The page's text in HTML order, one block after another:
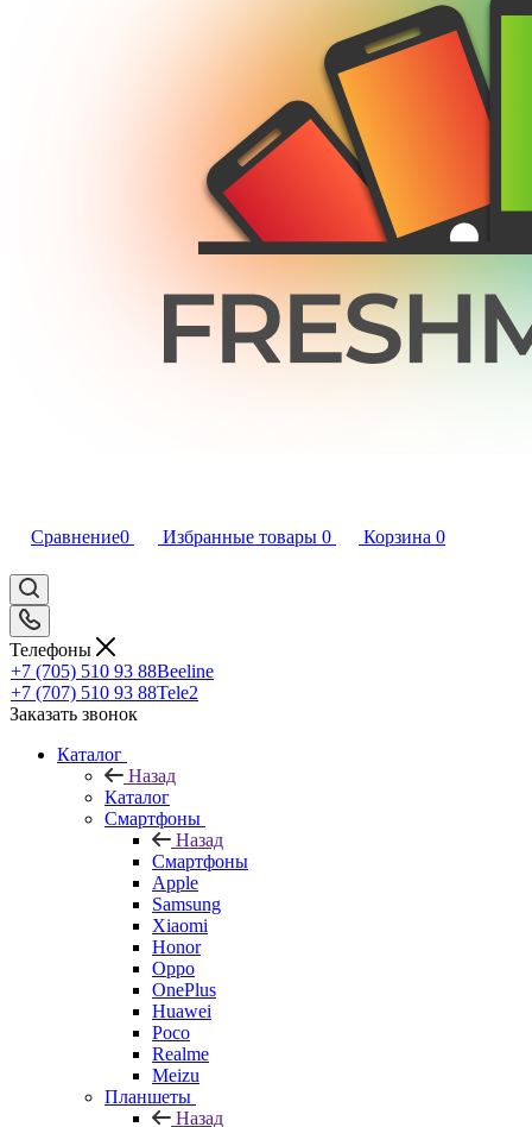
Сравнение0 Избранные товары 0 Корзина 0
Телефоны
+7 (705) 510 93 88Beeline
+7 (707) 510 93 88Tele2
Заказать звонок
Каталог
Назад
Каталог
Смартфоны
Назад
Смартфоны
Apple
Samsung
Xiaomi
Honor
Oppo
OnePlus
Huawei
Poco
Realme
Meizu
Планшеты
Назад